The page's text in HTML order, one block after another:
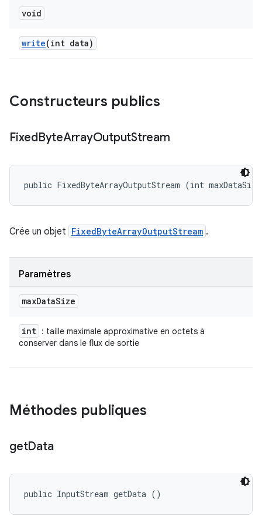
void
write(int data)
Constructeurs publics
FixedByteArrayOutputStream
public FixedByteArrayOutputStream (int
Crée un objet FixedByteArrayOutputStream .
Paramètres
maxDataSize
int : taille maximale approximative en octets à
conserver dans le flux de sortie
Méthodes publiques
getData
public InputStream getData ()